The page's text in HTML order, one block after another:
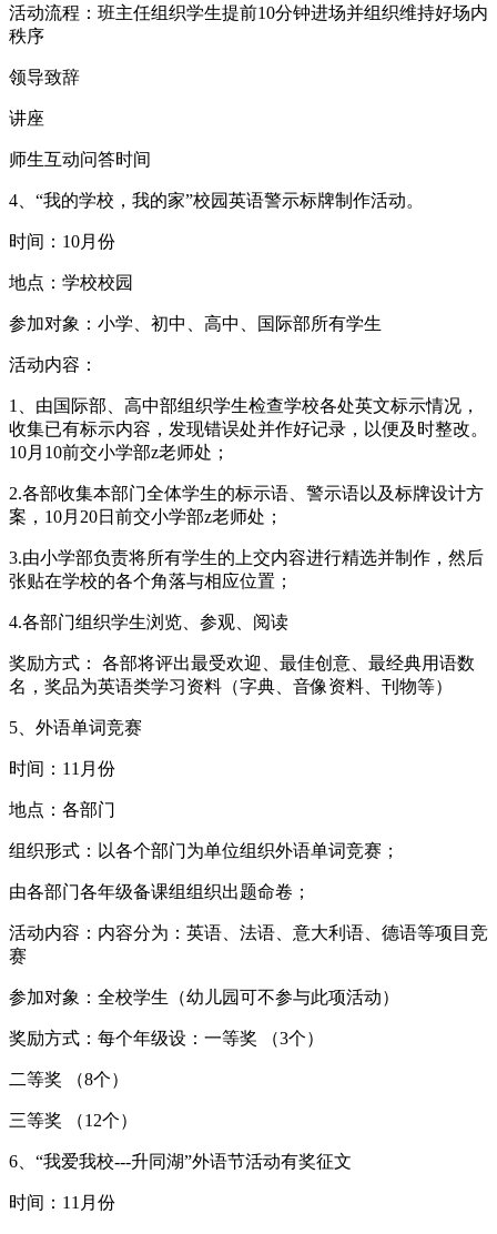
活动流程：班主任组织学生提前10分钟进场并组织维持好场内
秩序
领导致辞
讲座
师生互动问答时间
4、“我的学校，我的家”校园英语警示标牌制作活动。
时间：10月份
地点：学校校园
参加对象：小学、初中、高中、国际部所有学生
活动内容：
1、由国际部、高中部组织学生检查学校各处英文标示情况，
收集已有标示内容，发现错误处并作好记录，以便及时整改。
10月10前交小学部z老师处；
2.各部收集本部门全体学生的标示语、警示语以及标牌设计方
案，10月20日前交小学部z老师处；
3.由小学部负责将所有学生的上交内容进行精选并制作，然后
张贴在学校的各个角落与相应位置；
4.各部门组织学生浏览、参观、阅读
奖励方式： 各部将评出最受欢迎、最佳创意、最经典用语数
名，奖品为英语类学习资料（字典、音像资料、刊物等）
5、外语单词竞赛
时间：11月份
地点：各部门
组织形式：以各个部门为单位组织外语单词竞赛；
由各部门各年级备课组组织出题命卷；
活动内容：内容分为：英语、法语、意大利语、德语等项目竞
赛
参加对象：全校学生（幼儿园可不参与此项活动）
奖励方式：每个年级设：一等奖 （3个）
二等奖 （8个）
三等奖 （12个）
6、“我爱我校---升同湖”外语节活动有奖征文
时间：11月份